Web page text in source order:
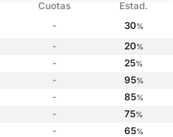
Cuotas Estad.
- 30%
- 20%
- 25%
- 95%
- 85%
- 75%
- 65%